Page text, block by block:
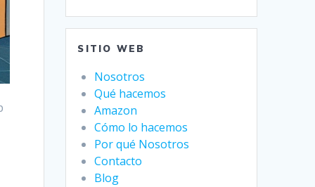
SITIO WEB
Nosotros
Qué hacemos
Amazon
Cómo lo hacemos
Por qué Nosotros
Contacto
Blog